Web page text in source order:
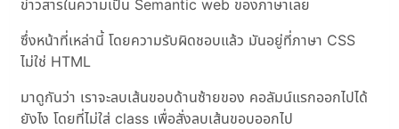
ข่าวสารในความเป็น Semantic web ของภาษาเลย
ซึ่งหน้าที่เหล่านี้ โดยความรับผิดชอบแล้ว มันอยู่ที่ภาษา CSS
ไม่ใช่ HTML
มาดูกันว่า เราจะลบเส้นขอบด้านซ้ายของ คอลัมน์แรกออกไปได้
ยังไง โดยที่ไม่ใส่ class เพื่อสั่งลบเส้นขอบออกไป